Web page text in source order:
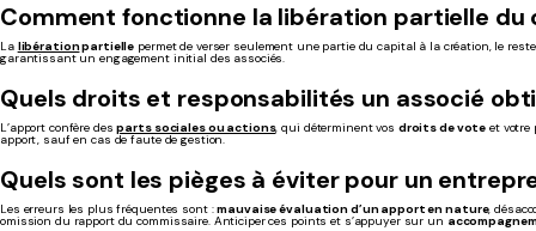
Comment fonctionne la libération partielle du
La libérationpartielle permet de verser seulement une partie du capital à la création, le
garantissant un engagement initial des associés.
Quels droits et responsabilités un associé
L’apport confère desparts sociales ou actions, qui déterminent vos droits de vote et votre
apport, sauf en cas de faute de gestion.
Quels sont les pièges à éviter pour un
Les erreurs les plus fréquentes sont :mauvaise évaluation d’un apport en nature,
omission du rapport du commissaire. Anticiper ces points et s’appuyer sur un